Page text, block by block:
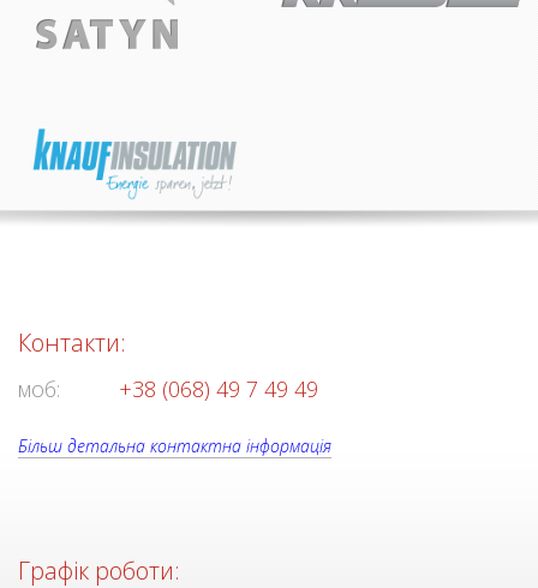
Контакти:
моб: +38 (068) 49 7 49 49
Більш детальна контактна інформація
Графік роботи: